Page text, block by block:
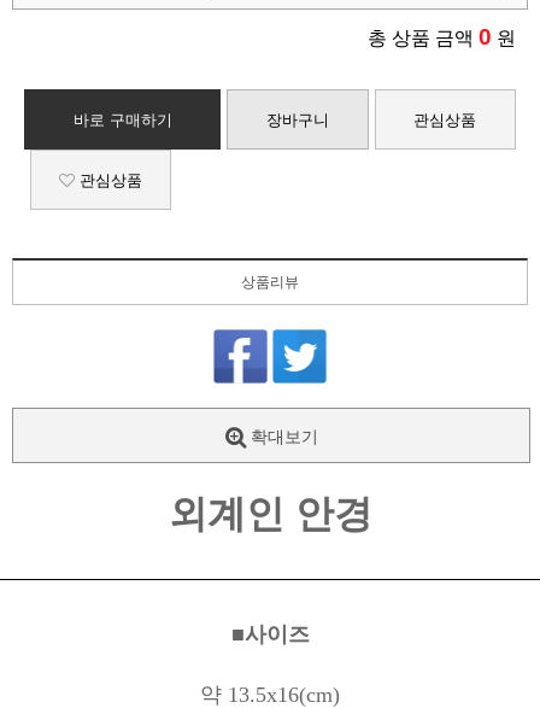
총 상품 금액 0 원
바로 구매하기 장바구니 관심상품
관심상품
상품리뷰
확대보기
외계인 안경
■사이즈
약 13.5x16(cm)